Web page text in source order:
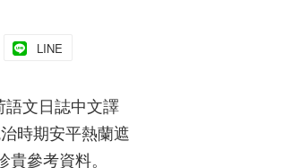
LINE
語文日誌中文譯
時期安平熱蘭遮
參考資料。